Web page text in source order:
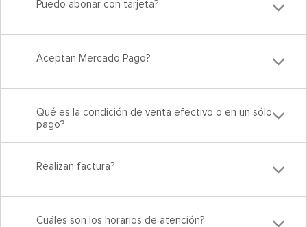
Puedo abonar con tarjeta?
Aceptan Mercado Pago?
Qué es la condición de venta efectivo o en un sólo
pago?
Realizan factura?
Cuáles son los horarios de atención?